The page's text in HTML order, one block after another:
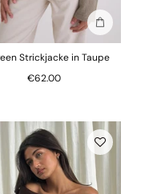
stecken In die
Strickjacke in Taupe
€62.00